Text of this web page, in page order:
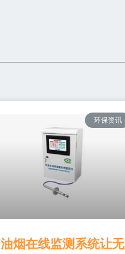
环保资讯
油烟在线监测系统让无